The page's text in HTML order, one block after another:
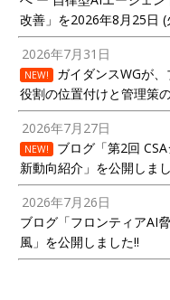
改善」を2026年8月25日 (
2026年7月31日
NEW!
ガイダンスWGが
役割の位置付けと管理策
2026年7月27日
NEW!
ブログ「第2回
新動向紹介」を公開しまし
2026年7月26日
ブログ「フロンティアAI
風」を公開しました!!